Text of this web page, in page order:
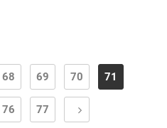
68 69 70 71
76 77